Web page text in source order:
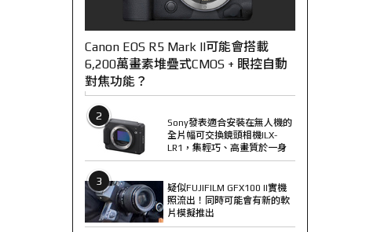
Canon EOS R5 Mark II可能會搭載
6,200萬畫素堆疊式CMOS + 眼控自動
對焦功能？
2
Sony發表適合安裝在無人機的
全片幅可交換鏡頭相機ILX-
LR1，集輕巧、高畫質於一身
3
疑似FUJIFILM GFX100 II實機
照流出！同時可能會有新的軟
片模擬推出